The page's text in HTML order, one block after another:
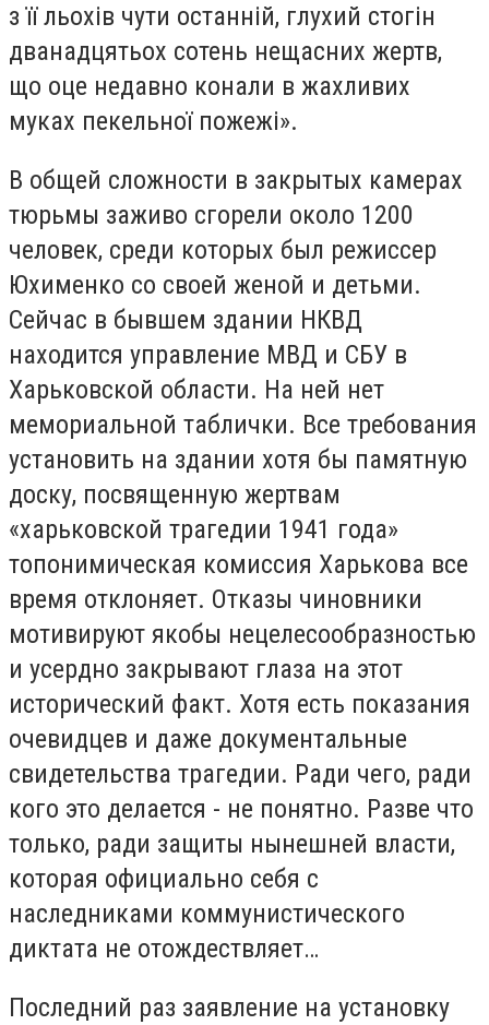
з її льохів чути останній, глухий стогін
дванадцятьох сотень нещасних жертв,
що оце недавно конали в жахливих
муках пекельної пожежі».
В общей сложности в закрытых камерах
тюрьмы заживо сгорели около 1200
человек, среди которых был режиссер
Юхименко со своей женой и детьми.
Сейчас в бывшем здании НКВД
находится управление МВД и СБУ в
Харьковской области. На ней нет
мемориальной таблички. Все требования
установить на здании хотя бы памятную
доску, посвященную жертвам
«харьковской трагедии 1941 года»
топонимическая комиссия Харькова все
время отклоняет. Отказы чиновники
мотивируют якобы нецелесообразностью
и усердно закрывают глаза на этот
исторический факт. Хотя есть показания
очевидцев и даже документальные
свидетельства трагедии. Ради чего, ради
кого это делается - не понятно. Разве что
только, ради защиты нынешней власти,
которая официально себя с
наследниками коммунистического
диктата не отождествляет…
Последний раз заявление на установку